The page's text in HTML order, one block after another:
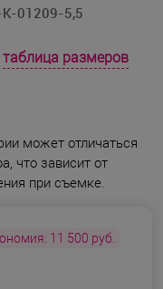
01209-5,5
таблица размеров
может отличаться
что зависит от
при съемке.
11 500 руб.